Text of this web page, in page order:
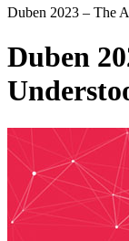
Duben 2023 – The
Duben